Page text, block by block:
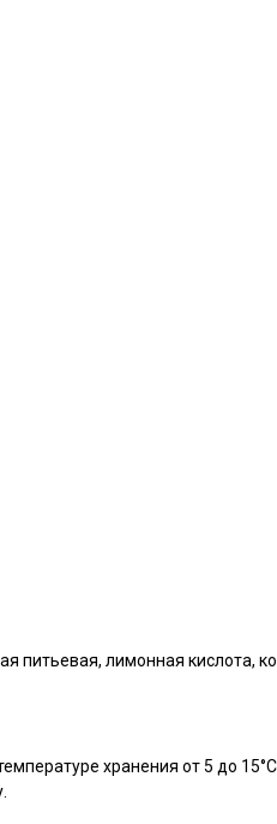
питьевая, лимонная кислота,
хранения от 5 до